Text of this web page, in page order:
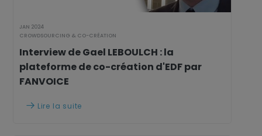
JAN 2024
CROWDSOURCING & CO-CRÉATION
Interview de Gael LEBOULCH : la
plateforme de co-création d'EDF par
FANVOICE
 Lire la suite